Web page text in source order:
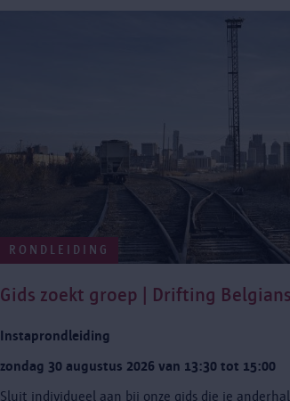
RONDLEIDING
Gids zoekt groep | Drifting Belgians
Instaprondleiding
zondag 30 augustus 2026 van 13:30 tot 15:00
Sluit individueel aan bij onze gids die je